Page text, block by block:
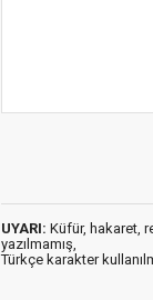
UYARI: Küfür, hakaret,
yazılmamış,
Türkçe karakter